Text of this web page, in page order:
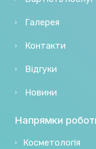
Галерея
Контакти
Відгуки
Новини
Напрямки
Косметологія